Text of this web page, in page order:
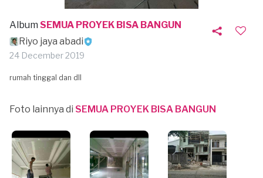
Album SEMUA PROYEK BISA BANGUN
Riyo jaya abadi
24 December 2019
rumah tinggal dan dll
Foto lainnya di SEMUA PROYEK BISA BANGUN